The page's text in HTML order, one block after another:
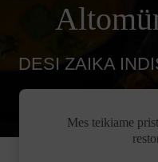
DESI ZAIKA
Mes teikiame